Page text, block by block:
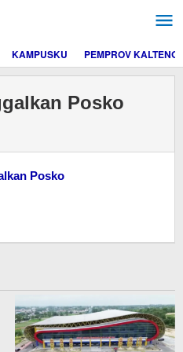
KAMPUSKU PEMPROV KALTENG
Posko
Posko